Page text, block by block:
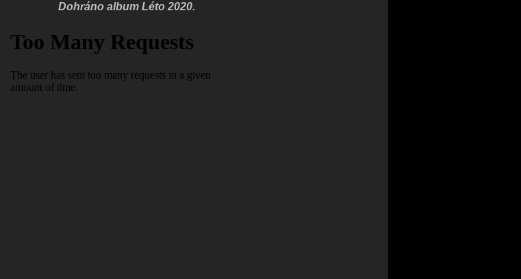
Dohráno album Léto 2020.